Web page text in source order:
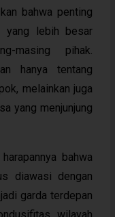
bahwa penting
yang lebih besar
masing pihak.
hanya tentang
melainkan juga
yang menjunjung
bahwa
diawasi dengan
garda terdepan
wilayah